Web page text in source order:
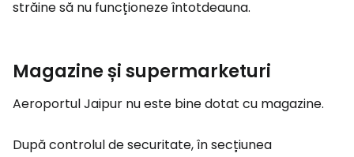
străine să nu funcționeze întotdeauna.
Magazine și supermarketuri
Aeroportul Jaipur nu este bine dotat cu magazine.
După controlul de securitate, în secțiunea